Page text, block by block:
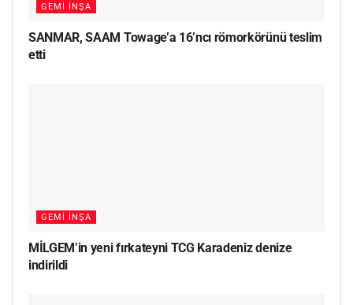
GEMI İNŞA
SANMAR, SAAM Towage’a 16’ncı römorkörünü teslim
etti
GEMI İNŞA
MİLGEM’in yeni fırkateyni TCG Karadeniz denize
indirildi